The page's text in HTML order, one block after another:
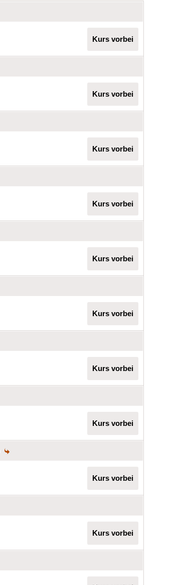
Kurs vorbei
Kurs vorbei
Kurs vorbei
Kurs vorbei
Kurs vorbei
Kurs vorbei
Kurs vorbei
Kurs vorbei
Kurs vorbei
Kurs vorbei